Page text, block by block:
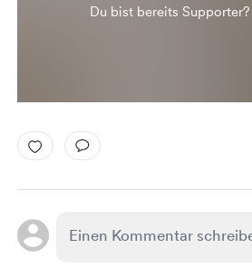
Du bist bereits Supporter?